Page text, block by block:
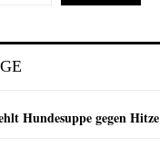
Hundesuppe gegen Hitze